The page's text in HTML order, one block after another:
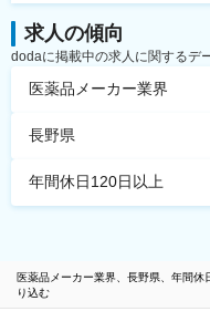
求人の傾向
dodaに掲載中の求人に関するデ
医薬品メーカー業界
長野県
年間休日120日以上
医薬品メーカー業界、長野県、年間
り込む